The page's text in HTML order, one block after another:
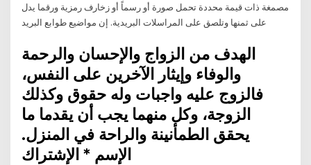
مصمغة ذات قيمة محددة تحمل صورة أو رسماً أو زخارف رمزية ورقما يدل
الهدف من الزواج والإحسان والرحمة
والوفاء وإيثار الآخرين على النفس،
فالزوج عليه واجبات وله حقوق وكذلك
الزوجة، وكل منهما يجب أن يقدما ما
يحقق الطمأنينة والراحة في المنزل.
الإسم * الإشتراك